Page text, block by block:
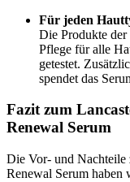
Für jeden
Die Produkte
Pflege für alle
getestet.
spendet das
Fazit zum
Renewal Serum
Die Vor- und Nachteile
Renewal Serum haben